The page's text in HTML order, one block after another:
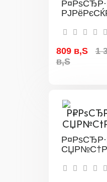
809 в‚Ѕ
1
в‚Ѕ